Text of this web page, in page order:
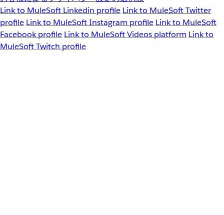
Link to MuleSoft Linkedin profile Link to MuleSoft Twitter
profile Link to MuleSoft Instagram profile Link to MuleSoft
Facebook profile Link to MuleSoft Videos platform Link to
MuleSoft Twitch profile